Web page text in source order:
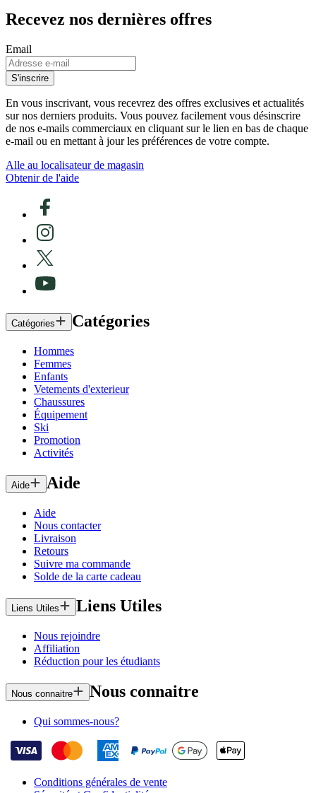
Recevez nos dernières offres
Email
S'inscrire
En vous inscrivant, vous recevrez des offres exclusives et actualités
sur nos derniers produits. Vous pouvez facilement vous désinscrire
de nos e-mails commerciaux en cliquant sur le lien en bas de chaque
e-mail ou en mettant à jour les préférences de votre compte.
Alle au localisateur de magasin
Obtenir de l'aide
Catégories Catégories
Hommes
Femmes
Enfants
Vetements d'exterieur
Chaussures
Équipement
Ski
Promotion
Activités
Aide Aide
Aide
Nous contacter
Livraison
Retours
Suivre ma commande
Solde de la carte cadeau
Liens Utiles Liens Utiles
Nous rejoindre
Affiliation
Réduction pour les étudiants
Nous connaitre Nous connaitre
Qui sommes-nous?
Conditions générales de vente